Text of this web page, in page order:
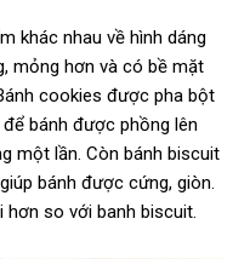
khác nhau về hình dáng
mỏng hơn và có bề mặt
cookies được pha bột
bánh được phồng lên
một lần. Còn bánh biscuit
bánh được cứng, giòn.
hơn so với banh biscuit.